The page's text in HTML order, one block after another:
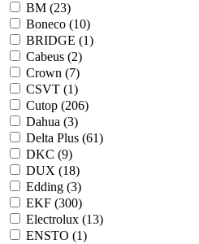
BM (23)
Boneco (10)
BRIDGE (1)
Cabeus (2)
Crown (7)
CSVT (1)
Cutop (206)
Dahua (3)
Delta Plus (61)
DKC (9)
DUX (18)
Edding (3)
EKF (300)
Electrolux (13)
ENSTO (1)